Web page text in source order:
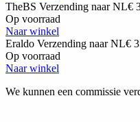
TheBS Verzending naar NL€
Op voorraad
Naar winkel
Eraldo Verzending naar NL€
Op voorraad
Naar winkel
We kunnen een commissie